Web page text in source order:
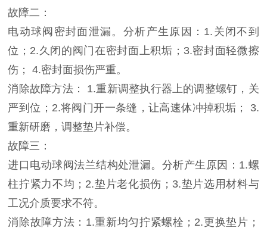
故障二：
电动球阀密封面泄漏。分析产生原因：1.关闭不到
位；2.久闭的阀门在密封面上积垢；3.密封面轻微擦
伤； 4.密封面损伤严重。
消除故障方法： 1.重新调整执行器上的调整螺钉，关
严到位；2.将阀门开一条缝，让高速体冲掉积垢； 3.
重新研磨，调整垫片补偿。
故障三：
进口电动球阀法兰结构处泄漏。分析产生原因：1.螺
柱拧紧力不均；2.垫片老化损伤；3.垫片选用材料与
工况介质要求不符。
消除故障方法：1.重新均匀拧紧螺栓；2.更换垫片；